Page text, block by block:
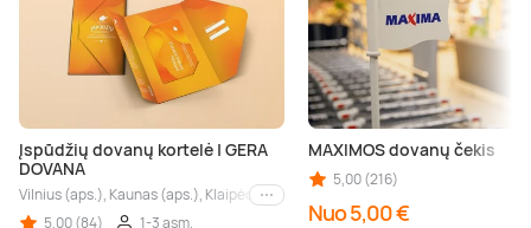
Įspūdžių dovanų kortelė | GERA
DOVANA
Vilnius (aps.), Kaunas (aps.), Klaipėda (aps.), Palanga (aps.), Nida (aps.),
Kiti miestai
5,00 (84)
1-3 asm.
MAXIMOS dovanų čekis
5,00 (216)
Nuo 5,00 €